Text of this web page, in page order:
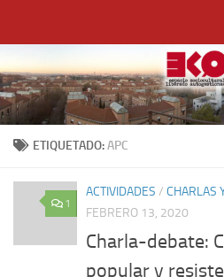
ETIQUETADO:APC
1
ACTIVIDADES / CHARLAS
FEBRERO 13, 2020
Charla-debate:
popular y